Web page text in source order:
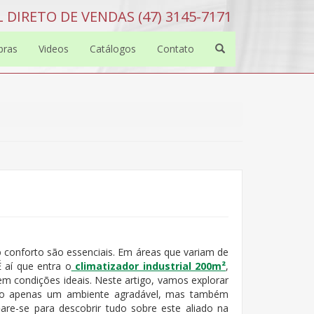
DIRETO DE VENDAS (47) 3145-7171
Videos Catálogos Contato
são essenciais. Em áreas que variam de
aí que entra o climatizador industrial 200m²,
condições ideais. Neste artigo, vamos explorar
um ambiente agradável, mas também
se para descobrir tudo sobre este aliado na